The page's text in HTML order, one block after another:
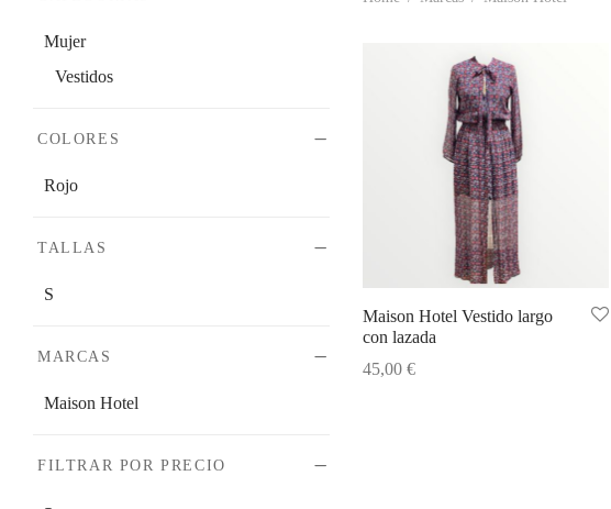
Mujer
Vestidos
COLORES
Rojo
TALLAS
S
MARCAS
Maison Hotel
FILTRAR POR PRECIO
Maison Hotel Vestido largo
con lazada
45,00 €